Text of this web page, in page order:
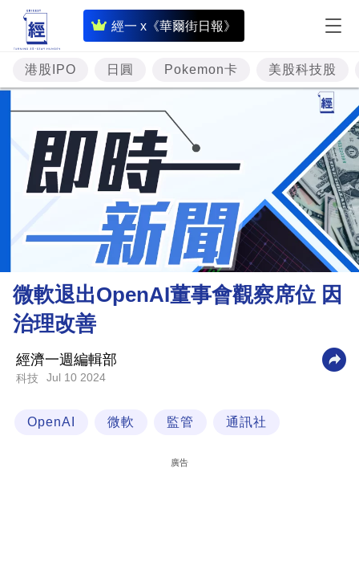
經一 x《華爾街日報》
即
時
財
經
專
題
投
資
樓
市
財
業
科
港股IPO 日圓 Pokemon卡 美股科技股
微軟退出OpenAI董事會觀察席位 因
治理改善
經濟一週編輯部
科技 Jul 10 2024
OpenAI 微軟 監管 通訊社
廣告